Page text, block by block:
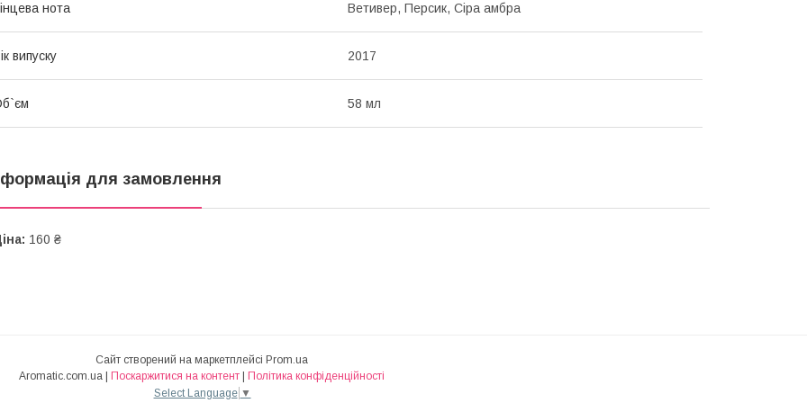
нота Ветивер, Персик, Сіра амбра
випуску 2017
58 мл
для замовлення
160 ₴
Сайт створений на маркетплейсі Prom.ua
Aromatic.com.ua | Поскаржитися на контент | Політика конфіденційності
Select Language ▼